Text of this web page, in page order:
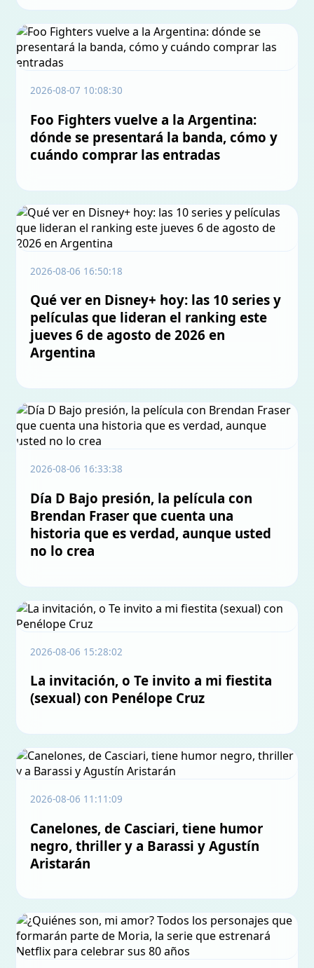
2026-08-07 10:08:30
Foo Fighters vuelve a la Argentina:
dónde se presentará la banda, cómo y
cuándo comprar las entradas
2026-08-06 16:50:18
Qué ver en Disney+ hoy: las 10 series y
películas que lideran el ranking este
jueves 6 de agosto de 2026 en
Argentina
2026-08-06 16:33:38
Día D Bajo presión, la película con
Brendan Fraser que cuenta una
historia que es verdad, aunque usted
no lo crea
2026-08-06 15:28:02
La invitación, o Te invito a mi fiestita
(sexual) con Penélope Cruz
2026-08-06 11:11:09
Canelones, de Casciari, tiene humor
negro, thriller y a Barassi y Agustín
Aristarán